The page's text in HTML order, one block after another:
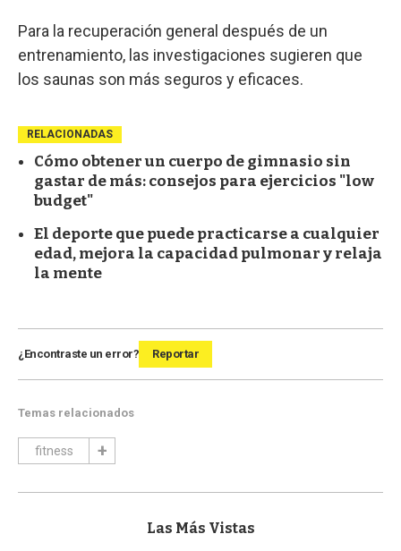
Para la recuperación general después de un
entrenamiento, las investigaciones sugieren que
los saunas son más seguros y eficaces.
RELACIONADAS
Cómo obtener un cuerpo de gimnasio sin
gastar de más: consejos para ejercicios "low
budget"
El deporte que puede practicarse a cualquier
edad, mejora la capacidad pulmonar y relaja
la mente
¿Encontraste un error? Reportar
Temas relacionados
fitness
Las Más Vistas